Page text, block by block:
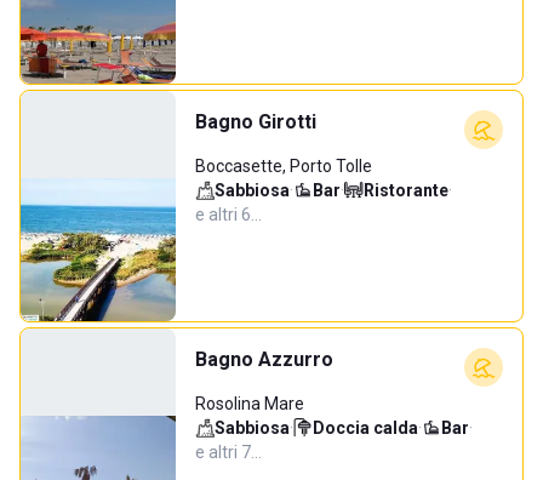
Bagno Girotti
Boccasette, Porto Tolle
Sabbiosa· Bar· Ristorante·
e altri 6…
Bagno Azzurro
Rosolina Mare
Sabbiosa· Doccia calda· Bar·
e altri 7…